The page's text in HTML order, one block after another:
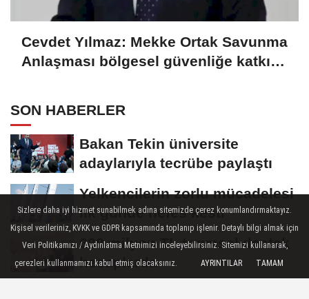
Cevdet Yılmaz: Mekke Ortak Savunma
Anlaşması bölgesel güvenliğe katkı
SON HABERLER
Bakan Tekin üniversite
adaylarıyla tecrübe paylaştı
Yelkencilerin zorlu mücadelesi
ilk günde nefes kesti
688 milyon TL tarımsal destek
hesaplarda
Sizlere daha iyi hizmet sunabilmek adına sitemizde çerez konumlandırmaktayız.
Kişisel verileriniz, KVKK ve GDPR kapsamında toplanıp işlenir. Detaylı bilgi almak için
Veri Politikamızı / Aydınlatma Metnimizi inceleyebilirsiniz. Sitemizi kullanarak,
çerezleri kullanmamızı kabul etmiş olacaksınız.
AYRINTILAR TAMAM